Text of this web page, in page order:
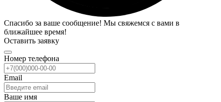
Спасибо за ваше сообщение! Мы свяжемся с вами в
ближайшее время!
Оставить заявку
Номер телефона
Email
Ваше имя